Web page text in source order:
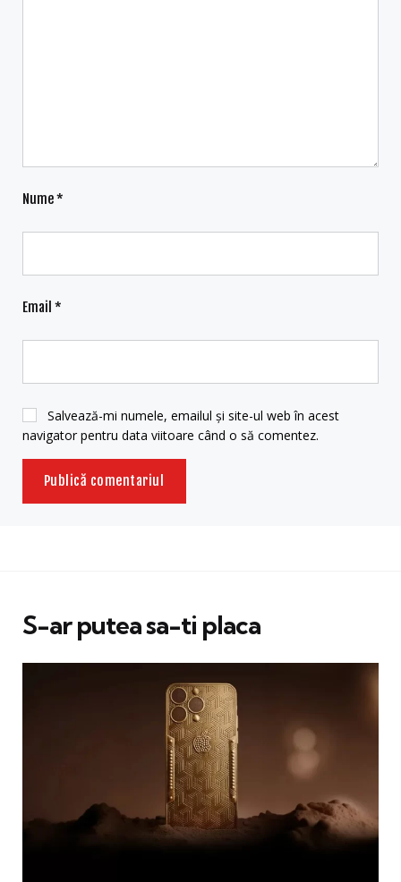
Nume*
Email *
Salvează-mi numele, emailul și site-ul web în acest
navigator pentru data viitoare când o să comentez.
S-ar putea sa-ti placa